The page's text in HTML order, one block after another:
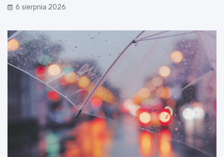
6 sierpnia 2026